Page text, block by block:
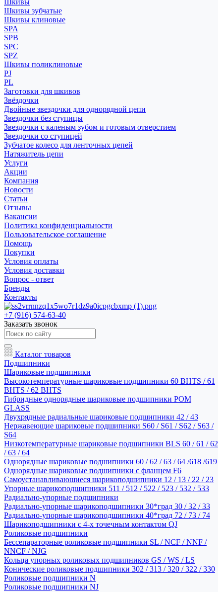
Шкивы
Шкивы зубчатые
Шкивы клиновые
SPA
SPB
SPC
SPZ
Шкивы поликлиновые
PJ
PL
Заготовки для шкивов
Звёздочки
Двойные звездочки для однорядной цепи
Звездочки без ступицы
Звездочки с каленым зубом и готовым отверстием
Звездочки со ступицей
Зубчатое колесо для ленточных цепей
Натяжитель цепи
Услуги
Акции
Компания
Новости
Статьи
Отзывы
Вакансии
Политика конфиденциальности
Пользовательское соглашение
Помощь
Покупки
Условия оплаты
Условия доставки
Вопрос - ответ
Бренды
Контакты
+7 (916) 574-63-40
Заказать звонок
Каталог товаров
Подшипники
Шариковые подшипники
Высокотемпературные шариковые подшипники 60 BHTS / 61
BHTS / 62 BHTS
Гибридные однорядные шариковые подшипники POM
GLASS
Двухрядные радиальные шариковые подшипники 42 / 43
Нержавеющие шариковые подшипники S60 / S61 / S62 / S63 /
S64
Низкотемпературные шариковые подшипники BLS 60 / 61 / 62
/ 63 / 64
Однорядные шариковые подшипники 60 / 62 / 63 / 64 /618 /619
Однорядные шариковые подшипники с фланцем F6
Самоустанавливающиеся шарикоподшипники 12 / 13 / 22 / 23
Упорные шарикоподшипники 511 / 512 / 522 / 523 / 532 / 533
Радиально-упорные подшипники
Радиально-упорные шарикоподшипники 30*град 30 / 32 / 33
Радиально-упорные шарикоподшипники 40*град 72 / 73 / 74
Шарикоподшипники с 4-х точечным контактом QJ
Роликовые подшипники
Бессепараторные роликовые подшипники SL / NCF / NNF /
NNCF / NJG
Кольца упорных роликовых подшипников GS / WS / LS
Конические роликовые подшипники 302 / 313 / 320 / 322 / 330
Роликовые подшипники N
Роликовые подшипники NJ